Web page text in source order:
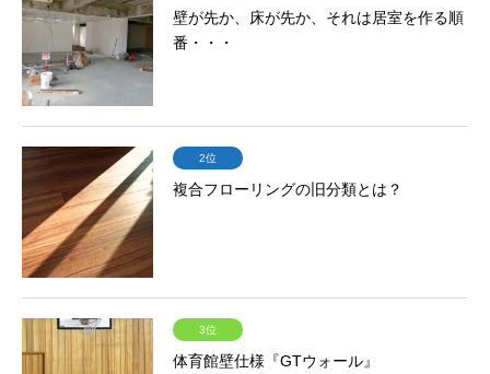
壁が先か、床が先か、それは居室を作る順
番・・・
2位
複合フローリングの旧分類とは？
3位
体育館壁仕様『GTウォール』